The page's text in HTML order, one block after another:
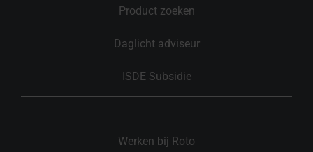
Product zoeken
Daglicht adviseur
ISDE Subsidie
Werken bij Roto